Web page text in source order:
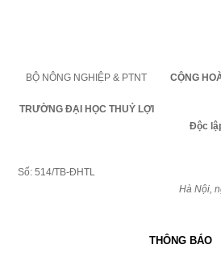
BỘ NÔNG NGHIỆP & PTNT
TRƯỜNG ĐẠI HỌC THUỶ LỢI
Số: 514/TB-ĐHTL
CỘNG
Độc
Hà Nội,
THÔNG BÁO